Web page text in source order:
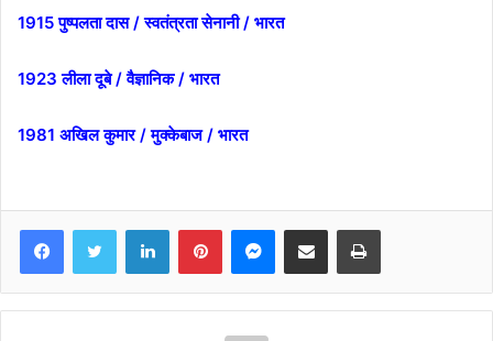
1915 पुष्पलता दास / स्वतंत्रता सेनानी / भारत
1923 लीला दूबे / वैज्ञानिक / भारत
1981 अखिल कुमार / मुक्केबाज / भारत
FacebookTwitter LinkedInPinterestMessenger
Share via Email Print